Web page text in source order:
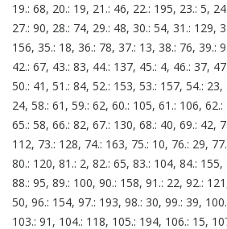
19.: 68, 20.: 19, 21.: 46, 22.: 195, 23.: 5,
27.: 90, 28.: 74, 29.: 48, 30.: 54, 31.: 129,
156, 35.: 18, 36.: 78, 37.: 13, 38.: 76, 39.:
42.: 67, 43.: 83, 44.: 137, 45.: 4, 46.: 37,
50.: 41, 51.: 84, 52.: 153, 53.: 157, 54.: 23,
24, 58.: 61, 59.: 62, 60.: 105, 61.: 106,
65.: 58, 66.: 82, 67.: 130, 68.: 40, 69.: 42,
112, 73.: 128, 74.: 163, 75.: 10, 76.: 29,
80.: 120, 81.: 2, 82.: 65, 83.: 104, 84.:
88.: 95, 89.: 100, 90.: 158, 91.: 22, 92.:
50, 96.: 154, 97.: 193, 98.: 30, 99.: 39,
103.: 91, 104.: 118, 105.: 194, 106.: 15,